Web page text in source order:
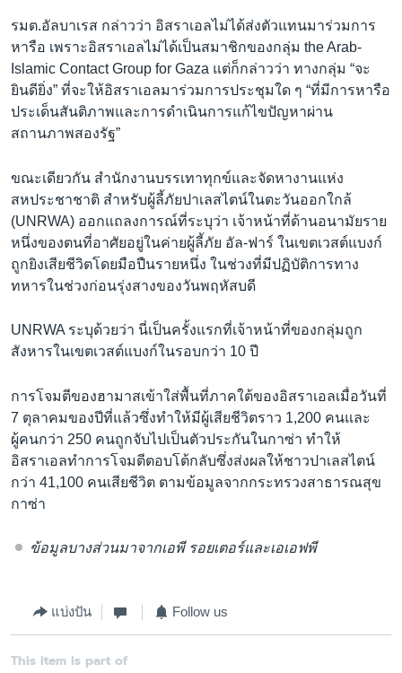
รมต.อัลบาเรส กล่าวว่า อิสราเอลไม่ได้ส่งตัวแทนมาร่วมการ
หารือ เพราะอิสราเอลไม่ได้เป็นสมาชิกของกลุ่ม the Arab-
Islamic Contact Group for Gaza แต่ก็กล่าวว่า ทางกลุ่ม “จะ
ยินดียิ่ง” ที่จะให้อิสราเอลมาร่วมการประชุมใด ๆ “ที่มีการหารือ
ประเด็นสันติภาพและการดำเนินการแก้ไขปัญหาผ่าน
สถานภาพสองรัฐ”
ขณะเดียวกัน สำนักงานบรรเทาทุกข์และจัดหางานแห่ง
สหประชาชาติ สำหรับผู้ลี้ภัยปาเลสไตน์ในตะวันออกใกล้
(UNRWA) ออกแถลงการณ์ที่ระบุว่า เจ้าหน้าที่ด้านอนามัยราย
หนึ่งของตนที่อาศัยอยู่ในค่ายผู้ลี้ภัย อัล-ฟาร์ ในเขตเวสต์แบงก์
ถูกยิงเสียชีวิตโดยมือปืนรายหนึ่ง ในช่วงที่มีปฏิบัติการทาง
ทหารในช่วงก่อนรุ่งสางของวันพฤหัสบดี
UNRWA ระบุด้วยว่า นี่เป็นครั้งแรกที่เจ้าหน้าที่ของกลุ่มถูก
สังหารในเขตเวสต์แบงก์ในรอบกว่า 10 ปี
การโจมตีของฮามาสเข้าใส่พื้นที่ภาคใต้ของอิสราเอลเมื่อวันที่
7 ตุลาคมของปีที่แล้วซึ่งทำให้มีผู้เสียชีวิตราว 1,200 คนและ
ผู้คนกว่า 250 คนถูกจับไปเป็นตัวประกันในกาซ่า ทำให้
อิสราเอลทำการโจมตีตอบโต้กลับซึ่งส่งผลให้ชาวปาเลสไตน์
กว่า 41,100 คนเสียชีวิต ตามข้อมูลจากกระทรวงสาธารณสุข
กาซ่า
ข้อมูลบางส่วนมาจากเอพี รอยเตอร์และเอเอฟพี
แบ่งปัน Follow us
This item is part of